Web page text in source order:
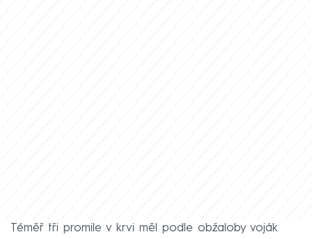
Téměř tři promile v krvi měl podle obžaloby voják